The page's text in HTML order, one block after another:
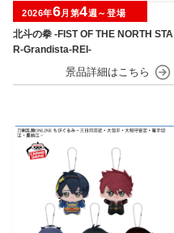
北斗の拳 -FIST OF THE NORTH STA
R-Grandista-REI-
2026年6月第4週～登場